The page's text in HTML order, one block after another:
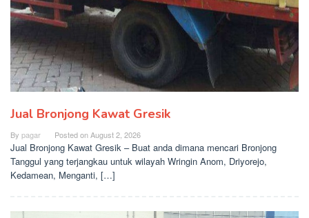
Jual Bronjong Kawat Gresik
By pagar Posted onAugust 2, 2026
Jual Bronjong Kawat Gresik – Buat anda dimana mencari Bronjong
Tanggul yang terjangkau untuk wilayah Wringin Anom, Driyorejo,
Kedamean, Menganti, […]